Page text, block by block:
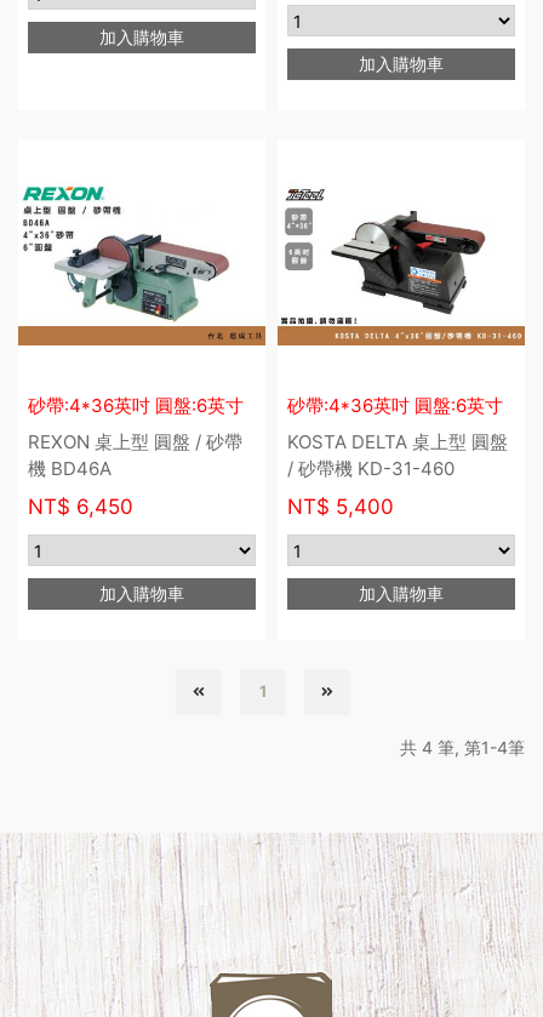
加入購物車
加入購物車
砂帶:4*36英吋 圓盤:6英寸
REXON 桌上型 圓盤 / 砂帶
機 BD46A
NT$ 6,450
加入購物車
砂帶:4*36英吋 圓盤:6英寸
KOSTA DELTA 桌上型 圓盤
/ 砂帶機 KD-31-460
NT$ 5,400
加入購物車
1
共 4 筆, 第1-4筆